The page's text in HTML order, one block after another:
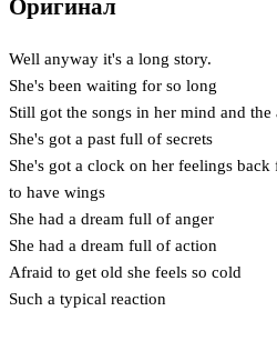
Оригинал
Well anyway it's a long story.
She's been waiting for so long
Still got the songs in her mind and
She's got a past full of secrets
She's got a clock on her feelings back
to have wings
She had a dream full of anger
She had a dream full of action
Afraid to get old she feels so cold
Such a typical reaction